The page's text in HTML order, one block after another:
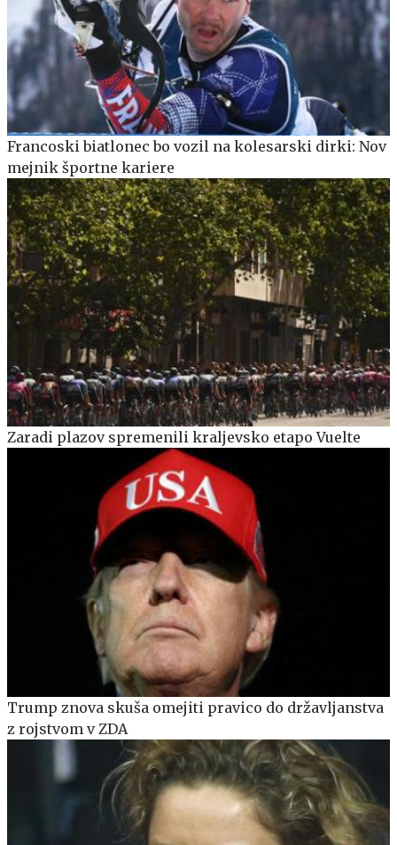
Francoski biatlonec bo vozil na kolesarski dirki: Nov
mejnik športne kariere
Zaradi plazov spremenili kraljevsko etapo Vuelte
Trump znova skuša omejiti pravico do državljanstva
z rojstvom v ZDA